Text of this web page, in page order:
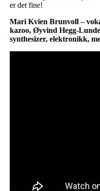
er det fine!
Mari Kvien Brunvoll –
kazoo, Øyvind Hegg-
synthesizer, elektronikk,